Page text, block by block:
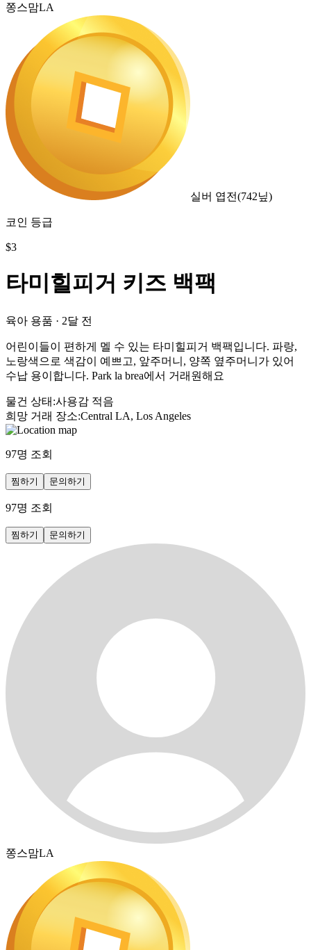
쫑스맘LA
실버 엽전(742닢)
코인 등급
$3
타미힐피거 키즈 백팩
육아 용품 · 2달 전
어린이들이 편하게 멜 수 있는 타미힐피거 백팩입니다. 파랑,
노랑색으로 색감이 예쁘고, 앞주머니, 양쪽 옆주머니가 있어
수납 용이합니다. Park la brea에서 거래원해요
물건 상태 :사용감 적음
희망 거래 장소:Central LA, Los Angeles
97명 조회
찜하기 문의하기
97명 조회
찜하기 문의하기
쫑스맘LA